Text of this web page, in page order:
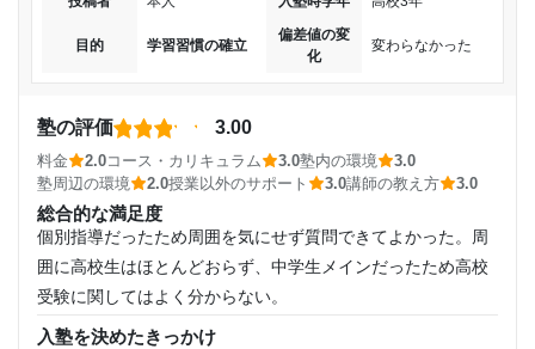
第三志望校：
個別指導スクールIE 北坂戸校の口コミをもっと見る
入塾時の学年
受講コース
通年
通塾頻度
週2日
塾内の環境
冷暖房もしっかりしておりよかったようです。1年通して通い
家が近いこともありとてもいいと思います。通いやすさや、
周辺の環境の良さもとても良かったです。
授業以外のサポート
(相談・面談、家庭学習のサポート、授業以外のコミュニケーション等)
学校の相談などにものつて貰っていたようですごく助かりま
した。勉強だけでなくいろんな面でお世話になりました。
利用詳細
通塾期間
目的 学習習慣の確立
偏差値の変
化
変わらなかった
塾の評価 3.00
料金 2.0コース・カリキュラム 3.0塾内の環境
3.0
塾周辺の環境
2.0授業以外のサポート 3.0講師の教え方 3.0
総合的な満足度
個別指導だったため周囲を気にせず質問できてよかった。周
囲に高校生はほとんどおらず、中学生メインだったため高校
受験に関してはよく分からない。
入塾を決めたきっかけ